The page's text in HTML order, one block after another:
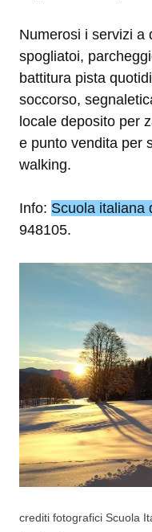
Numerosi i servizi a
spogliatoi,
battitura pista
soccorso,
locale deposito per
e punto vendita per
walking.
Info: Scuola italiana
948105.
crediti fotografici Scuola